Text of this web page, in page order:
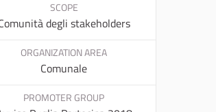
SCOPE
degli stakeholders
ORGANIZATION AREA
Comunale
PROMOTER GROUP